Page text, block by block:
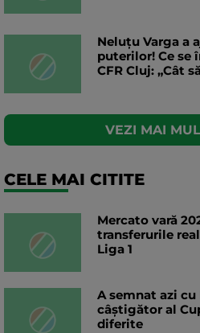
Neluțu Varga a
puterilor! Ce se
CFR Cluj: „Cât
VEZI MAI
CELE MAI CITITE
Mercato vară
transferurile
Liga 1
A semnat azi cu
câștigător al
diferite